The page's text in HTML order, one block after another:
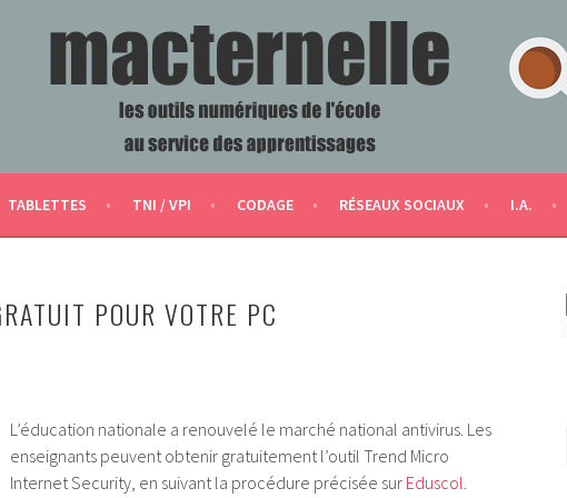
DES APPRENTISSAGES
TABLETTES TNI / VPI CODAGE RÉSEAUX SOCIAUX I.A.
POUR VOTRE PC
L’éducation nationale a renouvelé le marché national antivirus. Les
enseignants peuvent obtenir gratuitement l’outil Trend Micro
Internet Security, en suivant la procédure précisée sur Eduscol.